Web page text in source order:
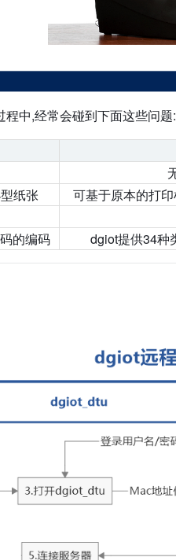
程中,经常会碰到下面这些问题:
纸张
可基于原本的打
的编码
dgiot提供34种